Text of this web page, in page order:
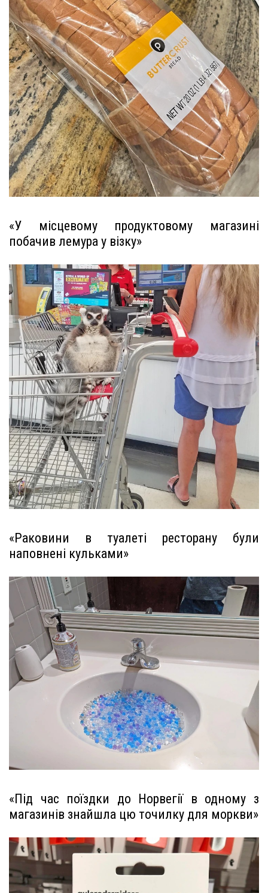
«У місцевому продуктовому магазині
побачив лемура у візку»
«Раковини в туалеті ресторану були
наповнені кульками»
«Під час поїздки до Норвегії в одному з
магазинів знайшла цю точилку для моркви»